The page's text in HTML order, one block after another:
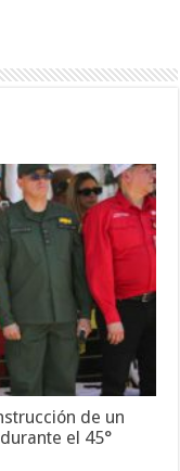
de un
el 45°